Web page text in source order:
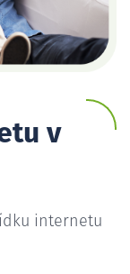
v
internetu